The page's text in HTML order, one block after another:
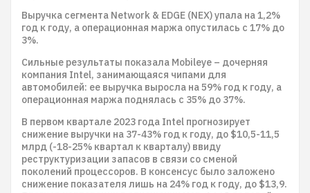
Выручка сегмента Network & EDGE (NEX) упала на 1,2%
год к году, а операционная маржа опустилась с 17% до
3%.
Сильные результаты показала Mobileye – дочерняя
компания Intel, занимающаяся чипами для
автомобилей: ее выручка выросла на 59% год к году, а
операционная маржа поднялась с 35% до 37%.
В первом квартале 2023 года Intel прогнозирует
снижение выручки на 37-43% год к году, до $10,5-11,5
млрд (-18-25% квартал к кварталу) ввиду
реструктуризации запасов в связи со сменой
поколений процессоров. В консенсус было заложено
снижение показателя лишь на 24% год к году, до $13,9.